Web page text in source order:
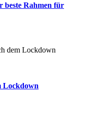
beste Rahmen für
Lockdown